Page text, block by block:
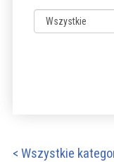
< Wszystkie